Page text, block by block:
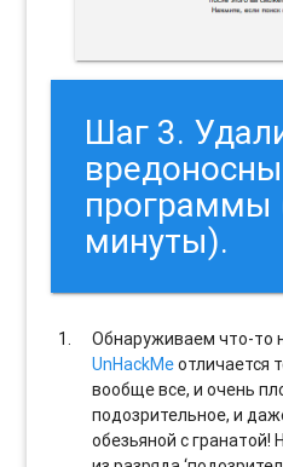
Шаг 3.
программы
минуты).
Обнаруживаем что-то
UnHackMeотличается
вообще все, и очень
подозрительное, и
обезьяной с гранатой!